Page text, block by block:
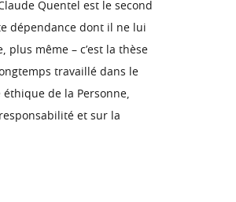
Quentel est le second
dépendance dont il ne lui
même – c’est la thèse
travaillé dans le
de la Personne,
et sur la